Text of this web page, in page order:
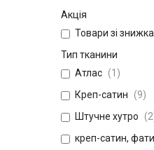
Акція
Товари зі
Тип тканини
Атлас
1
Креп-сатин
9
Штучне хутро
2
креп-сатин,